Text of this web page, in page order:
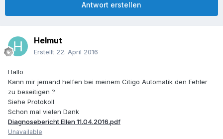
Antwort erstellen
Helmut
Erstellt 22. April 2016
Hallo
Kann mir jemand helfen bei meinem Citigo Automatik den Fehler
zu beseitigen ?
Siehe Protokoll
Schon mal vielen Dank
Diagnosebericht Ellen 11.04.2016.pdf
Unavailable